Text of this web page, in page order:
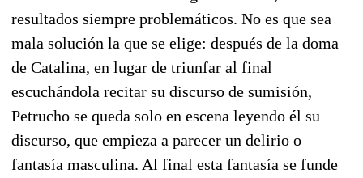
resultados siempre problemáticos. No es que sea
mala solución la que se elige: después de la doma
de Catalina, en lugar de triunfar al final
escuchándola recitar su discurso de sumisión,
Petrucho se queda solo en escena leyendo él su
discurso, que empieza a parecer un delirio o
fantasía masculina. Al final esta fantasía se funde